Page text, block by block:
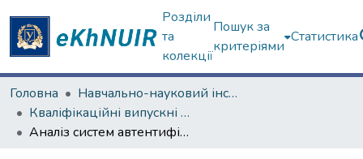
Розділи
та
колекції
Пошук за
критеріями
Статистика
Головна
Навчально-науковий інститут комп'ютерних наук та штучного інтелекту
Кваліфікаційні випускні роботи бакалаврів. Навчально-науковий інститут комп'ютерних наук та штучного інтелекту
Аналіз систем автентифікації та авторизації, побудованих на основі протоколу Oauth